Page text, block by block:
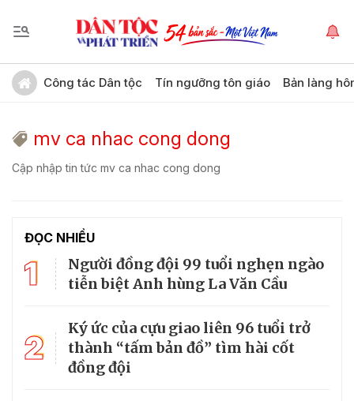
Công tác Dân tộc Tín ngưỡng tôn giáo Bản làng
mv ca nhac cong dong
Cập nhập tin tức mv ca nhac cong dong
ĐỌC NHIỀU
1
Người đồng đội 99 tuổi nghẹn ngào
tiễn biệt Anh hùng La Văn Cầu
2
Ký ức của cựu giao liên 96 tuổi trở
thành “tấm bản đồ” tìm hài cốt
đồng đội